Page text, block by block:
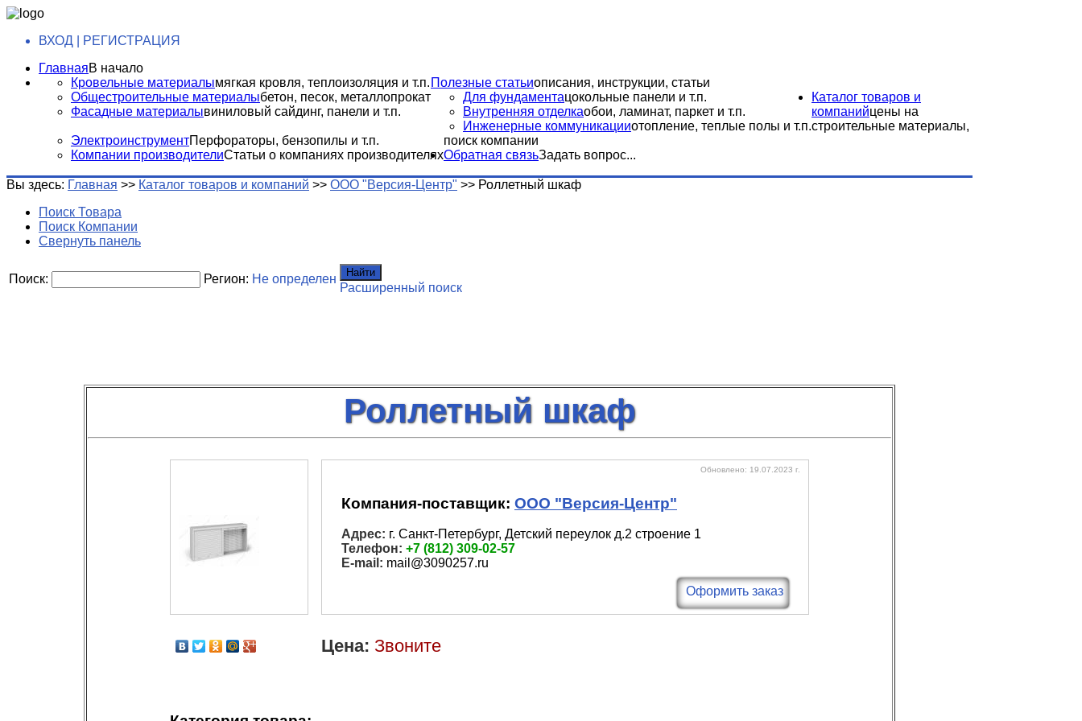
ВХОД | РЕГИСТРАЦИЯ
ГлавнаяВ начало
Полезные статьиописания, инструкции, статьи
Кровельные материалымягкая кровля, теплоизоляция и т.п.
Общестроительные материалыбетон, песок, металлопрокат
Фасадные материалывиниловый сайдинг, панели и т.п.
Для фундаментацокольные панели и т.п.
Внутренняя отделкаобои, ламинат, паркет и т.п.
Инженерные коммуникацииотопление, теплые полы и т.п.
ЭлектроинструментПерфораторы, бензопилы и т.п.
Компании производителиСтатьи о компаниях производителях
Каталог товаров и
компанийцены на
строительные материалы,
поиск компании
Обратная связьЗадать вопрос...
Вы здесь: Главная >> Каталог товаров и компаний >> ООО "Версия-Центр" >> Роллетный шкаф
Поиск Товара
Поиск Компании
Свернуть панель
Поиск: Регион: Не определен Найти
Расширенный поиск
Роллетный шкаф
Обновлено: 19.07.2023 г.
Компания-поставщик: ООО "Версия-Центр"
Адрес: г. Санкт-Петербург, Детский переулок д.2 строение 1
Телефон: +7 (812) 309-02-57
E-mail: mail@3090257.ru
Оформить заказ
Цена: Звоните